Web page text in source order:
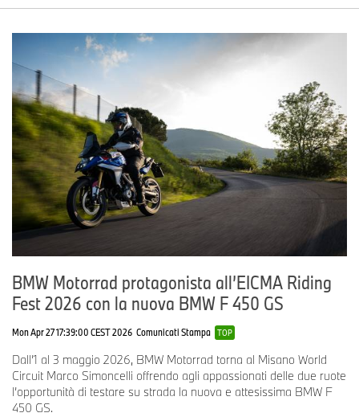
BMW Motorrad protagonista all’EICMA Riding
Fest 2026 con la nuova BMW F 450 GS
Mon Apr 27 17:39:00 CEST 2026 Comunicati Stampa TOP
Dall’1 al 3 maggio 2026, BMW Motorrad torna al Misano World
Circuit Marco Simoncelli offrendo agli appassionati delle due ruote
l’opportunità di testare su strada la nuova e attesissima BMW F
450 GS.